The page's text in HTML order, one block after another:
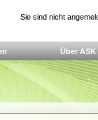
Sie sind nicht
Über ASK